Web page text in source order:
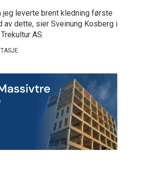
jeg leverte brent kledning første
av dette, sier Sveinung Kosberg i
AS.